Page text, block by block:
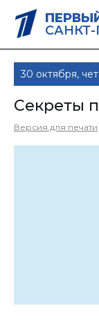
САНКТ-
30 октября,
Секреты
Версия для печати